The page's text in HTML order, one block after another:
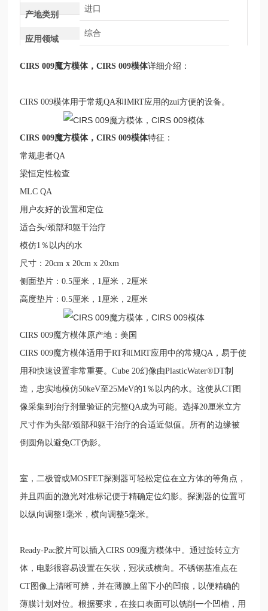
产地类别
进口
应用领域
综合
CIRS 009魔方模体，CIRS 009模体详细介绍：
CIRS 009模体用于常规QA和IMRT应用的zui方便的设备。
CIRS 009魔方模体，CIRS 009模体特征：
常规患者QA
梁恒定性检查
MLC QA
用户友好的设置和定位
适合头/颈部和躯干治疗
模仿1 ％以内的水
尺寸： 20cm x 20cm x 20xm
侧面垫片：0.5厘米， 1 厘米， 2厘米
高度垫片：0.5厘米， 1 厘米， 2厘米
CIRS 009魔方模体原产地：美国
CIRS 009魔方模体适用于RT和IMRT应用中的常规QA ，易于使
用和快速设置非常重要。Cube 20幻像由PlasticWater®DT制
造，忠实地模仿50keV至25MeV的1 ％以内的水。这使从CT图
像采集到治疗剂量验证的完整QA成为可能。选择20厘米立方
尺寸作为头部/颈部和躯干治疗的合适近似值。所有的边缘被
倒圆角以避免CT伪影。
室，二极管或MOSFET探测器可轻松定位在立方体的等角点，
并且四面的激光对准标记便于精确定位幻影。探测器的位置可
以纵向调整1毫米，横向调整5毫米。
Ready-Pac胶片可以插入CIRS 009魔方模体中。通过旋转立方
体，电影很容易设置在矢状，冠状或横向。不锈钢基准点在
CT图像上清晰可辨，并在薄膜上留下小的凹痕，以便精确的
薄膜计划对位。根据要求，在接口表面可以铣削一个凹槽，用